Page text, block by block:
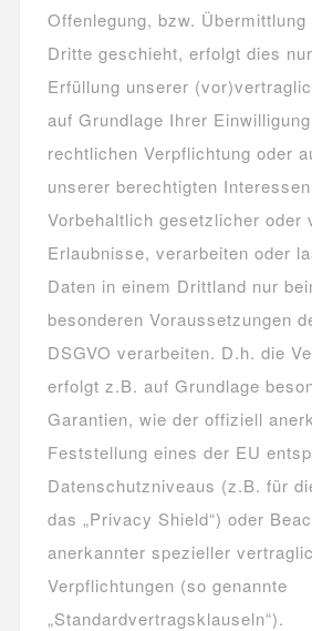
Offenlegung, bzw.
Dritte geschieht, erfolgt dies
Erfüllung unserer
auf Grundlage Ihrer
rechtlichen Verpflichtung oder
unserer berechtigten
Vorbehaltlich gesetzlicher oder
Erlaubnisse, verarbeiten oder
Daten in einem Drittland nur
besonderen Voraussetzungen
DSGVO verarbeiten. D.h. die
erfolgt z.B. auf Grundlage
Garantien, wie der offiziell
Feststellung eines der EU
Datenschutzniveaus (z.B. für
das „Privacy Shield“) oder
anerkannter spezieller
Verpflichtungen (so genannte
„Standardvertragsklauseln“).